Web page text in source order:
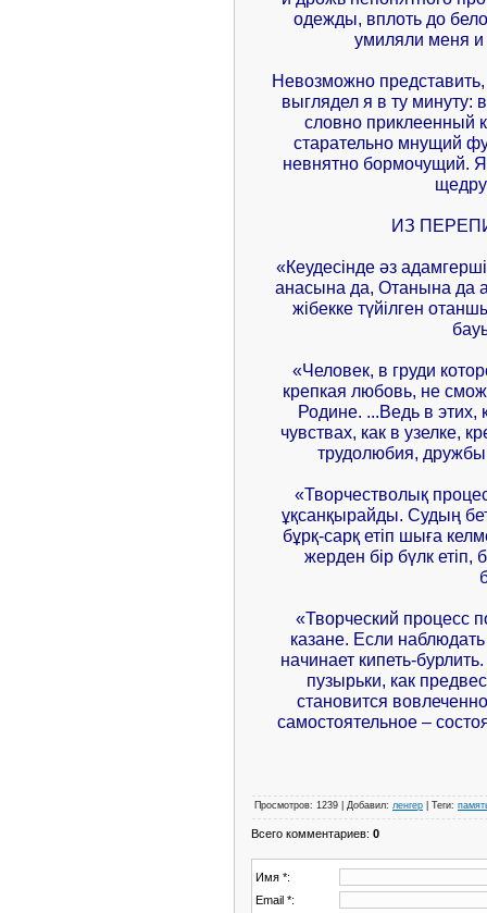
одежды, вплоть до
умиляли меня
Невозможно
выглядел я в ту
словно приклеенный
старательно мнущий
невнятно бормочущий.
ИЗ
«Кеудесінде әз
анасына да, Отанына да
жібекке түйілген
«Человек, в груди
крепкая любовь, не
Родине. ...Ведь в
чувствах, как в узелке,
трудолюбия,
«Творчестволық
ұқсанқырайды. Судың
бұрқ-сарқ етіп шыға
жерден бір бүлк етіп,
«Творческий процесс
казане. Если
начинает кипеть-
пузырьки, как
становится
самостоятельное –
Просмотров: 1239 Добавил: ленгер Теги:
Всего комментариев: 0
Имя *:
Email *: